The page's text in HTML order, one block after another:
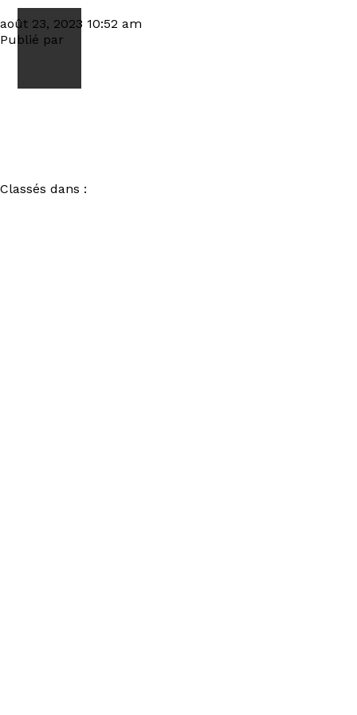
MOUNDRAG – Courts of Chaos 2023 0S3A5857034
août 23, 2023 10:52 am
Publié par
Classés dans :